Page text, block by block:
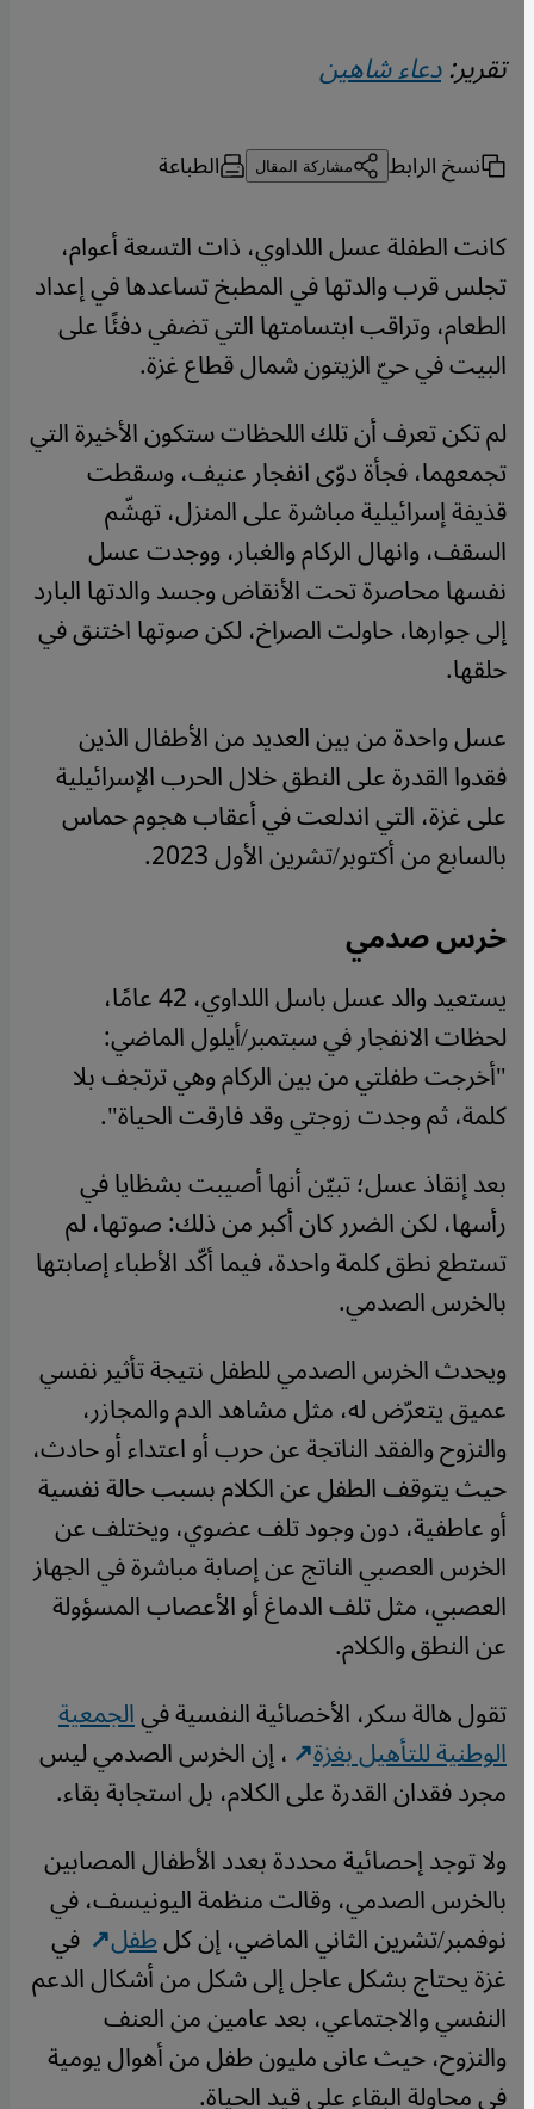
تقرير:دعاء شاهين
نسخ الرابط مشاركة المقال الطباعة
كانت الطفلة عسل اللداوي، ذات التسعة أعوام،
تجلس قرب والدتها في المطبخ تساعدها في إعداد
الطعام، وتراقب ابتسامتها التي تضفي دفئًا على
البيت في حيّ الزيتون شمال قطاع غزة.
لم تكن تعرف أن تلك اللحظات ستكون الأخيرة التي
تجمعهما، فجأة دوّى انفجار عنيف، وسقطت
قذيفة إسرائيلية مباشرة على المنزل، تهشّم
السقف، وانهال الركام والغبار، ووجدت عسل
نفسها محاصرة تحت الأنقاض وجسد والدتها البارد
إلى جوارها، حاولت الصراخ، لكن صوتها اختنق في
حلقها.
عسل واحدة من بين العديد من الأطفال الذين
فقدوا القدرة على النطق خلال الحرب الإسرائيلية
على غزة، التي اندلعت في أعقاب هجوم حماس
بالسابع من أكتوبر/تشرين الأول 2023.
خرس صدمي
يستعيد والد عسل باسل اللداوي، 42 عامًا،
لحظات الانفجار في سبتمبر/أيلول الماضي:
"أخرجت طفلتي من بين الركام وهي ترتجف بلا
كلمة، ثم وجدت زوجتي وقد فارقت الحياة".
بعد إنقاذ عسل؛ تبيّن أنها أصيبت بشظايا في
رأسها، لكن الضرر كان أكبر من ذلك: صوتها، لم
تستطع نطق كلمة واحدة، فيما أكّد الأطباء إصابتها
بالخرس الصدمي.
ويحدث الخرس الصدمي للطفل نتيجة تأثير نفسي
عميق يتعرّض له، مثل مشاهد الدم والمجازر،
والنزوح والفقد الناتجة عن حرب أو اعتداء أو حادث،
حيث يتوقف الطفل عن الكلام بسبب حالة نفسية
أو عاطفية، دون وجود تلف عضوي، ويختلف عن
الخرس العصبي الناتج عن إصابة مباشرة في الجهاز
العصبي، مثل تلف الدماغ أو الأعصاب المسؤولة
عن النطق والكلام.
تقول هالة سكر، الأخصائية النفسية فيالجمعية
الوطنية للتأهيل بغزة ، إن الخرس الصدمي ليس
مجرد فقدان القدرة على الكلام، بل استجابة بقاء.
ولا توجد إحصائية محددة بعدد الأطفال المصابين
بالخرس الصدمي، وقالت منظمة اليونيسف، في
نوفمبر/تشرين الثاني الماضي، إن كلطفل في
غزة يحتاج بشكل عاجل إلى شكل من أشكال الدعم
النفسي والاجتماعي، بعد عامين من العنف
والنزوح، حيث عانى مليون طفل من أهوال يومية
في محاولة البقاء على قيد الحياة.